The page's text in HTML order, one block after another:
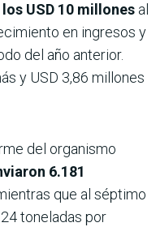
USD 10 millones al
en ingresos y
del año anterior.
y USD 3,86 millones
del organismo
6.181
que al séptimo
toneladas por